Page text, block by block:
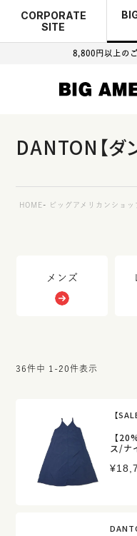
CORPORATE
SITE
8,800円以上の
DANTON【ダ
HOME ビッグアメリカンショッ
メンズ
36件中 1 -20件表示
【
【
ス/ナ
¥